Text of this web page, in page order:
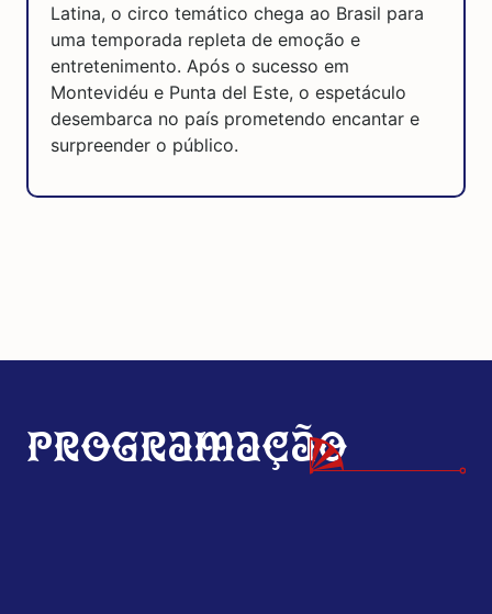
Latina, o circo temático chega ao Brasil para
uma temporada repleta de emoção e
entretenimento. Após o sucesso em
Montevidéu e Punta del Este, o espetáculo
desembarca no país prometendo encantar e
surpreender o público.
Programação